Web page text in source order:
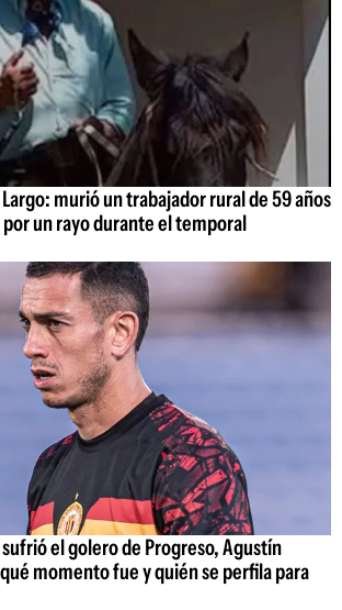
murió un trabajador rural de 59 años
un rayo durante el temporal
el golero de Progreso, Agustín
momento fue y quién se perfila para